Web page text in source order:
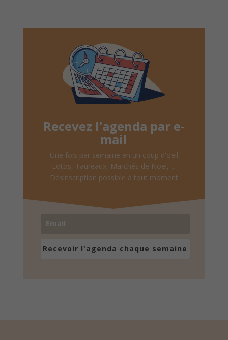
Recevez l'agenda par e-
mail
Une fois par semaine en un coup d'oeil
Lotos, Taureaux, Marchés de Noël, ...
Désinscription possible à tout moment
Recevoir l'agenda chaque semaine